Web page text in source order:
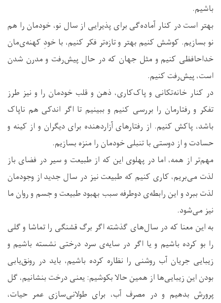
باشیم.
بهتر است در کنار آماده‌گی برای پذیرایی از سال نو، خودمان را هم
نو بسازیم. کوشش کنیم بهتر و تازه‌تر فکر کنیم، با خودِ کهنه‌ی‌مان
خداحافظی کنیم و مثل جهان که در حال پیش‌رفت و مدرن شدن
است، پیش‌رفت کنیم.
در کنار خانه‌تکانی و پاک‌کاری، ذهن و قلب خودمان را و نیز طرز
تفکر و رفتارمان را بررسی کنیم و ببینیم تا اگر اندکی هم ناپاک
باشد، پاکش کنیم. از رفتارهای آزاردهنده برای دیگران و از کینه و
حسادت و از دوستی با تنبلی خودمان را منزه بسازیم.
مهم‌تر از همه، اما در پهلوی این که از طبیعت و سیر در فضای باز
لذت می‌بریم، کاری کنیم که طبیعت نیز در سال جدید از وجودمان
لذت ببرد و این رابطه‌ی دوطرفه سبب بهبود طبیعت و جسم و روان ما
نیز می‌شود.
به این معنا که در سال‌های گذشته اگر برگ قشنگی را تماشا و گلی
را بو کرده باشیم و یا اگر در سایه‌ی سرد درختی نشسته باشیم و
زیبایی جریان آب روشنی را نظاره کرده باشیم، باید در رونق‌یابی
بودن این زیبایی‌ها از همین حالا بکوشیم: ‌یعنی درخت بنشانیم، گل
پرورش بدهیم و در مصرف آب، برای طولانی‌سازی عمر حیات،